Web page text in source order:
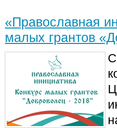
«Православная
малых грантов